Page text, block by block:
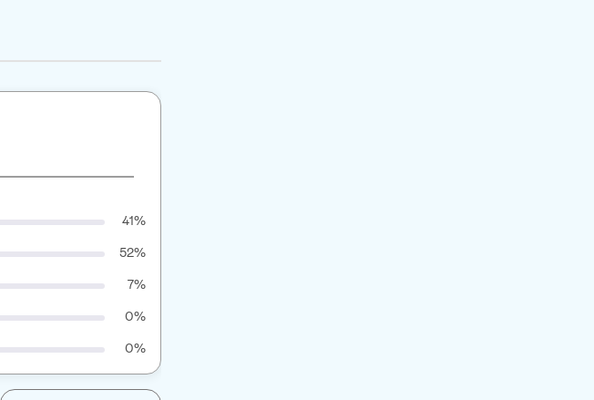
41%
52%
7%
0%
0%